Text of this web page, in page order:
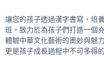
讓您的孩子透過漢字書寫，培
班，致力於為孩子們打造一個
體驗中華文化藝術的奧妙與魅
更是孩子成長過程中不可多得